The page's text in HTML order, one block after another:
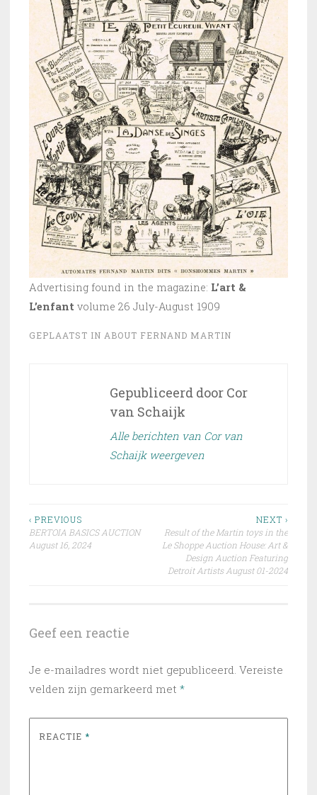
Advertising found in the magazine: L’art &
L’enfant volume 26 July-August 1909
GEPLAATST IN ABOUT FERNAND MARTIN
Gepubliceerd door Cor
van Schaijk
Alle berichten van Cor van
Schaijk weergeven
Bericht
navigatie
‹ PREVIOUS
BERTOIA BASICS AUCTION
August 16, 2024
NEXT ›
Result of the Martin toys in the
Le Shoppe Auction House: Art &
Design Auction Featuring
Detroit Artists August 01-2024
Geef een reactie
Je e-mailadres wordt niet gepubliceerd. Vereiste
velden zijn gemarkeerd met *
REACTIE *